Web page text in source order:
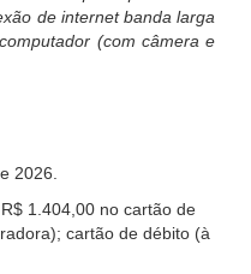
de internet banda larga
(com câmera e
2026.
R$ 1.404,00 no cartão de
cartão de débito (à